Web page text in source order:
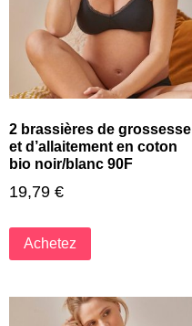
2 brassières de grossesse
et d’allaitement en coton
bio noir/blanc 90F
19,79 €
Achetez